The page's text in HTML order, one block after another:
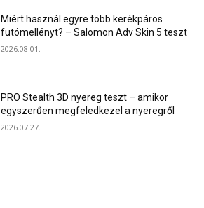
Miért használ egyre több kerékpáros
futómellényt? – Salomon Adv Skin 5 teszt
2026.08.01.
PRO Stealth 3D nyereg teszt – amikor
egyszerűen megfeledkezel a nyeregről
2026.07.27.